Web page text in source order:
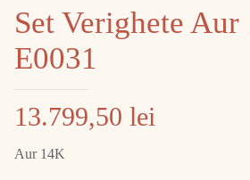
Set Verighete
E0031
13.799,50 lei
Aur 14K